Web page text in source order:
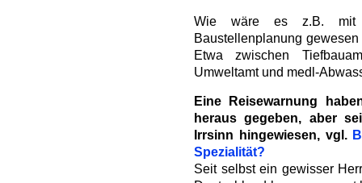
Wie wäre es z.B. mit
Baustellenplanung
Etwa zwischen
Umweltamt und medl-
Eine Reisewarnung
heraus gegeben, aber
Irrsinn hingewiesen, vgl.
Spezialität?
Seit selbst ein gewisser